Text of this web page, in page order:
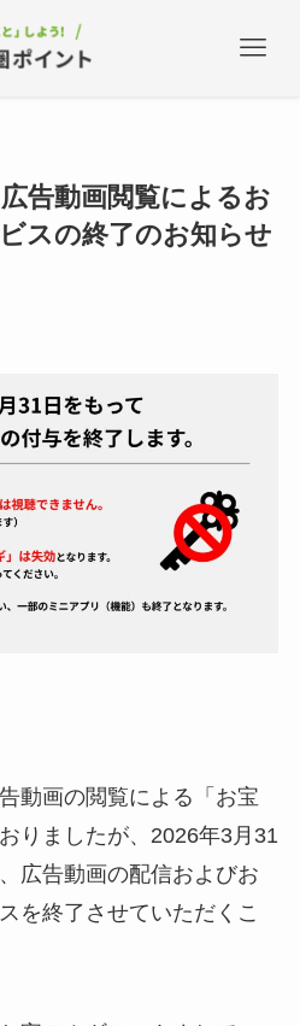
告動画閲覧によるお
スの終了のお知らせ
動画の閲覧による「お宝
りましたが、2026年3月31
広告動画の配信およびお
を終了させていただくこ